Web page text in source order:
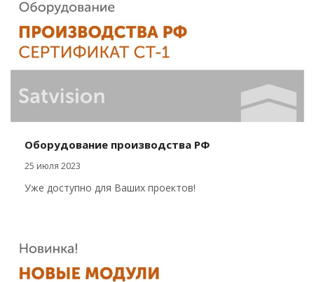
Оборудование производства РФ
25 июля 2023
Уже доступно для Ваших проектов!